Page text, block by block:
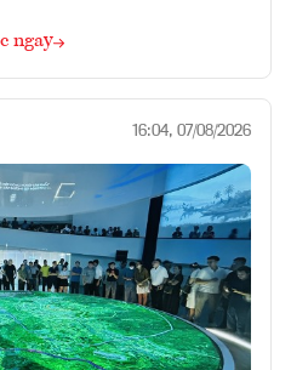
ngay
16:04, 07/08/2026